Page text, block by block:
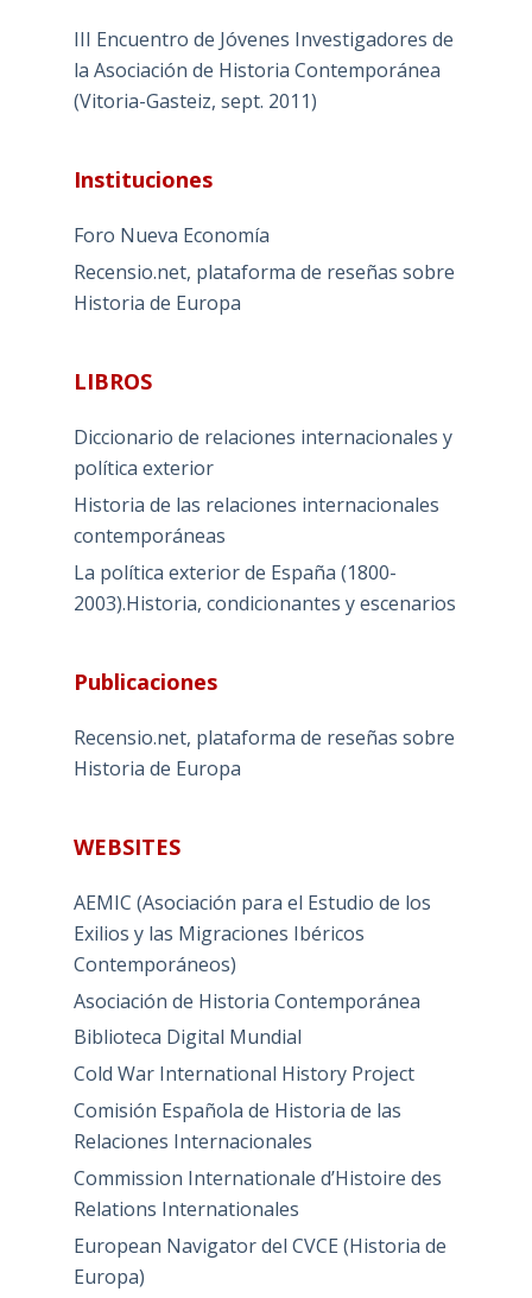
III Encuentro de Jóvenes Investigadores de
la Asociación de Historia Contemporánea
(Vitoria-Gasteiz, sept. 2011)
Instituciones
Foro Nueva Economía
Recensio.net, plataforma de reseñas sobre
Historia de Europa
LIBROS
Diccionario de relaciones internacionales y
política exterior
Historia de las relaciones internacionales
contemporáneas
La política exterior de España (1800-
2003).Historia, condicionantes y escenarios
Publicaciones
Recensio.net, plataforma de reseñas sobre
Historia de Europa
WEBSITES
AEMIC (Asociación para el Estudio de los
Exilios y las Migraciones Ibéricos
Contemporáneos)
Asociación de Historia Contemporánea
Biblioteca Digital Mundial
Cold War International History Project
Comisión Española de Historia de las
Relaciones Internacionales
Commission Internationale d’Histoire des
Relations Internationales
European Navigator del CVCE (Historia de
Europa)